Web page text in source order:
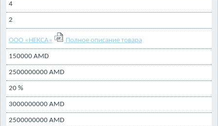
4
2
ООО «НЕКСА» Полное описание товара
150000 AMD
2500000000 AMD
20 %
3000000000 AMD
2500000000 AMD